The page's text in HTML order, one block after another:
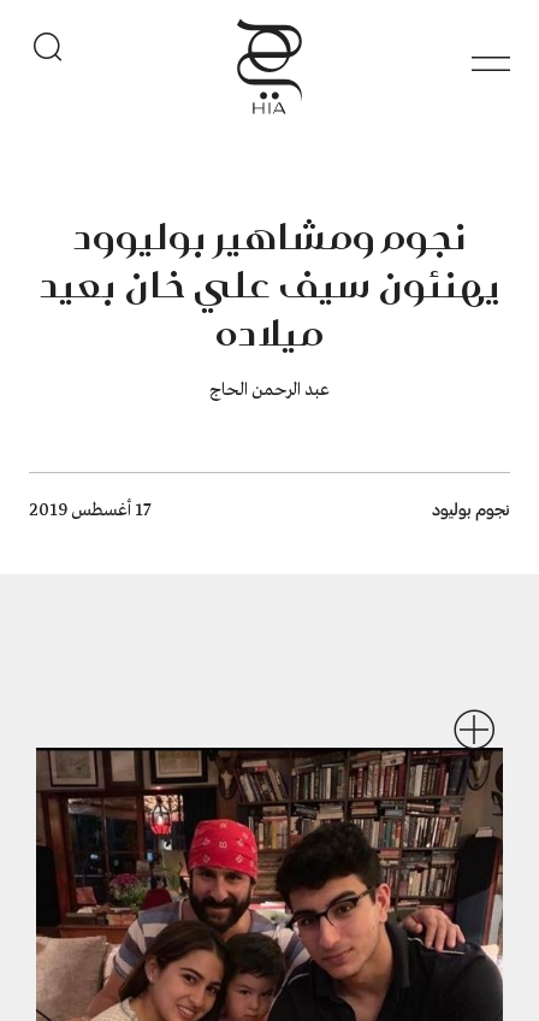
نجوم ومشاهير بوليوود
يهنئون سيف علي خان بعيد
ميلاده
عبد الرحمن الحاج
Breadcrumb
نجوم بوليود